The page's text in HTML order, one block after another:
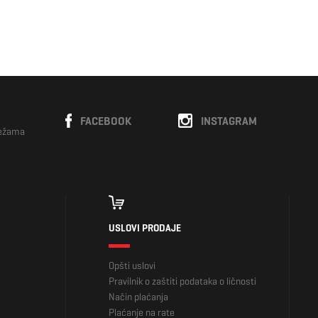
INSTAGRAM
FACEBOOK
USLOVI PRODAJE
Opšti uslovi
Pravilnik o zaštiti podataka o ličnosti
Način plaćanja
Plaćanje na rate